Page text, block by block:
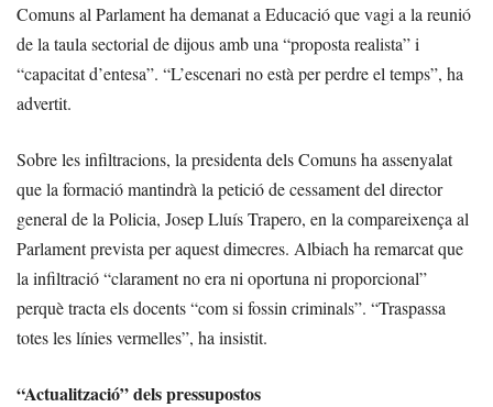
Comuns al Parlament ha demanat a Educació que vagi a la reunió
de la taula sectorial de dijous amb una “proposta realista” i
“capacitat d’entesa”. “L’escenari no està per perdre el temps”, ha
advertit.
Sobre les infiltracions, la presidenta dels Comuns ha assenyalat
que la formació mantindrà la petició de cessament del director
general de la Policia, Josep Lluís Trapero, en la compareixença al
Parlament prevista per aquest dimecres. Albiach ha remarcat que
la infiltració “clarament no era ni oportuna ni proporcional”
perquè tracta els docents “com si fossin criminals”. “Traspassa
totes les línies vermelles”, ha insistit.
“Actualització” dels pressupostos